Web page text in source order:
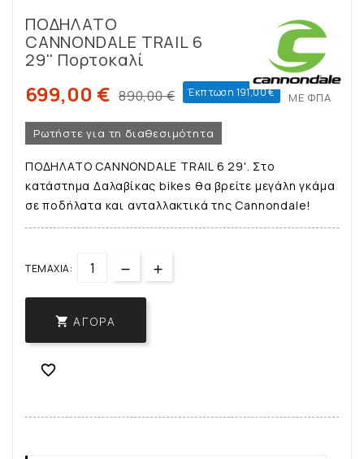
ΠΟΔΗΛΑΤΟ
CANNONDALE TRAIL 6
29'' Πορτοκαλί
699,00 € 890,00 € Έκπτωση 191,00 € ΜΕ ΦΠΑ
Ρωτήστε για τη διαθεσιμότητα
ΠΟΔΗΛΑΤΟ CANNONDALE TRAIL 6 29'. Στο
κατάστημα Δαλαβίκας bikes θα βρείτε μεγάλη γκάμα
σε ποδήλατα και ανταλλακτικά της Cannondale!
ΤΕΜΆΧΙΑ:
 ΑΓΟΡΆ
